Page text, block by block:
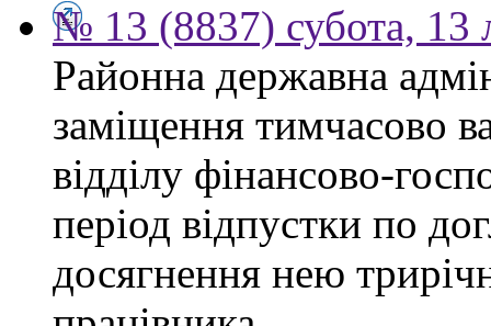
№ 13 (8837) субота, 13
Районна державна
заміщення тимчасово
відділу фінансово-
період відпустки по
досягнення нею